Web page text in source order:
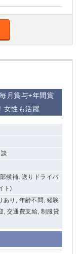
月賞与+年間賞
女性も活躍
候補, 送りドライバ
ト)
あり, 年齢不問, 経験
, 交通費支給, 制服貸